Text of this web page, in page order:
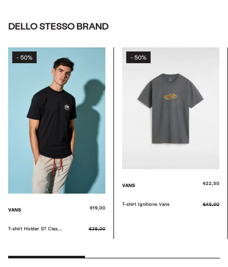
DELLO STESSO BRAND
- 50%
VANS €19,00
T-shirt Holder ST Clas... €38,00
- 50%
VANS €22,50
T-shirt Ignitions Vans €45,00